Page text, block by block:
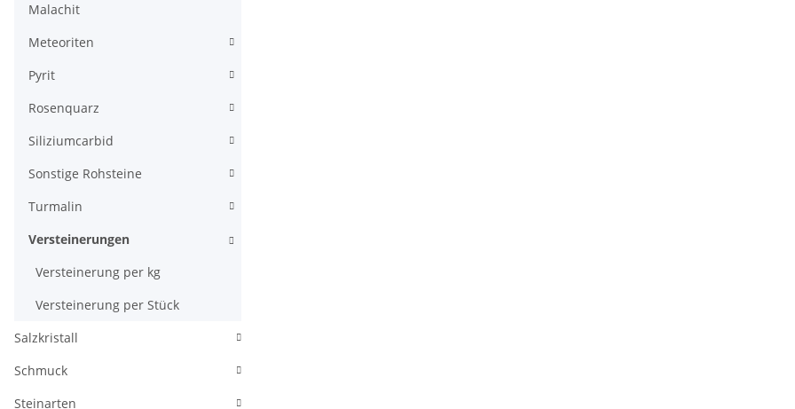
Malachit
Meteoriten
Pyrit
Rosenquarz
Siliziumcarbid
Sonstige Rohsteine
Turmalin
Versteinerungen
Versteinerung per kg
Versteinerung per Stück
Salzkristall
Schmuck
Steinarten